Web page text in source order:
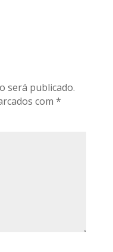
será publicado.
com *